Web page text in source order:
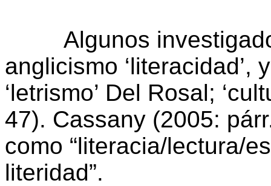
Algunos
anglicismo
‘letrismo’ Del Rosal;
47). Cassany (2005:
como “literacia/lectura/
literidad”.